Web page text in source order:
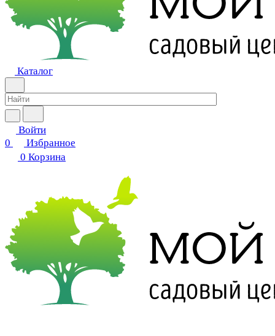
Каталог
Войти
0
Избранное
0 Корзина